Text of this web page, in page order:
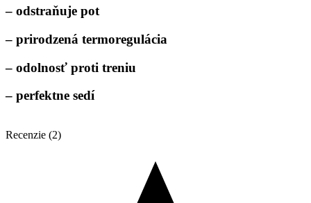
– odstraňuje pot
– prirodzená termoregulácia
– odolnosť proti treniu
– perfektne sedí
Recenzie (2)